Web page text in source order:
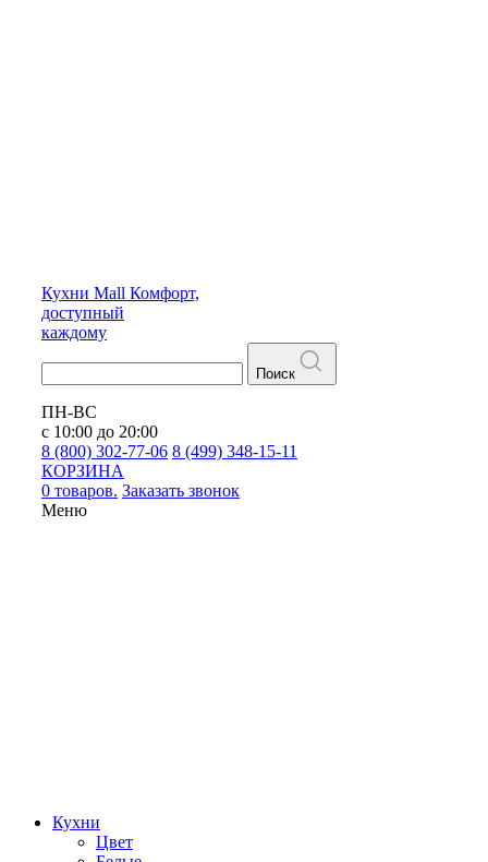
Кухни Mall Комфорт,
доступный
каждому
Поиск
ПН-ВС
с 10:00 до 20:00
8 (800) 302-77-06 8 (499) 348-15-11
КОРЗИНА
0 товаров. Заказать звонок
Меню
Кухни
Цвет